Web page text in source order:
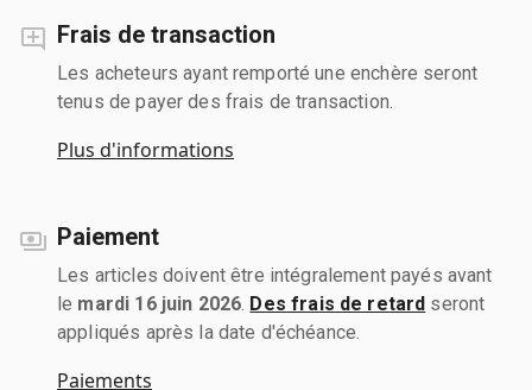
Frais de transaction
Les acheteurs ayant remporté une enchère seront
tenus de payer des frais de transaction.
Plus d'informations
Paiement
Les articles doivent être intégralement payés avant
le mardi 16 juin 2026 Des frais de retard seront
appliqués après la date d'échéance.
Paiements